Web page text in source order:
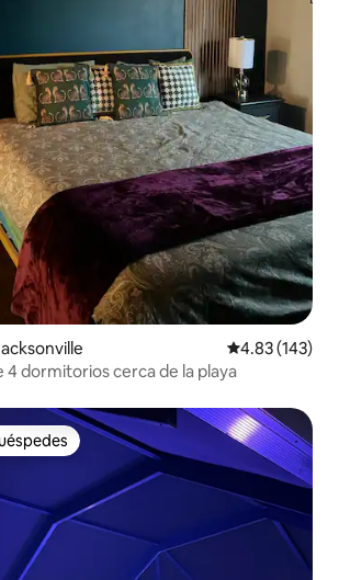
Calificación
4.83 (143)
4 dormitorios cerca de la playa